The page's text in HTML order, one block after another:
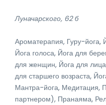
Луначарского, 62 б
Ароматерапия, Гуру-йога,
Йога голоса, Йога для
для женщин, Йога для
для старшего возраста,
Мантра-йога, Медитация,
партнером), Пранаяма,